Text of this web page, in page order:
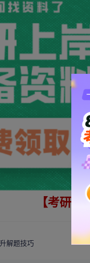
【考研数
解题技巧